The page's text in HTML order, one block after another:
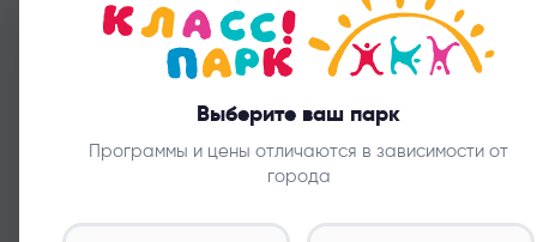
ВСЕ ПРОГРАММЫ
Выберите ваш парк
Программы и цены отличаются в зависимости от
города